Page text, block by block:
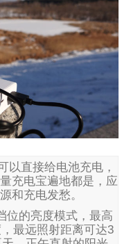
以直接给电池充电，
充电宝遍地都是，应
和充电发愁。
位的亮度模式，最高
最远照射距离可达3